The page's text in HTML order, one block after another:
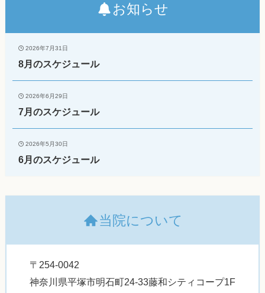
お知らせ
2026年7月31日
8月のスケジュール
2026年6月29日
7月のスケジュール
2026年5月30日
6月のスケジュール
当院について
〒254-0042
神奈川県平塚市明石町24-33藤和シティコープ1F